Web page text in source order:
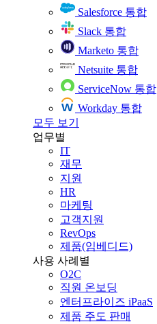
Salesforce 통합
Slack 통합
Marketo 통합
Netsuite 통합
ServiceNow 통합
Workday 통합
모두 보기
업무별
IT
재무
지원
HR
마케팅
고객지원
RevOps
제품(임베디드)
사용 사례별
O2C
직원 온보딩
엔터프라이즈 iPaaS
제품 주도 판매